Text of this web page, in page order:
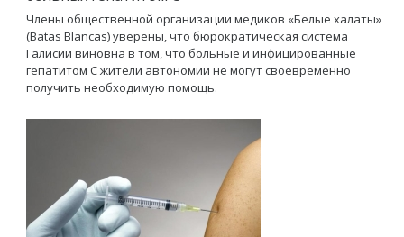
Члены общественной организации медиков «Белые халаты»
(Batas Blancas) уверены, что бюрократическая система
Галисии виновна в том, что больные и инфицированные
гепатитом С жители автономии не могут своевременно
получить необходимую помощь.